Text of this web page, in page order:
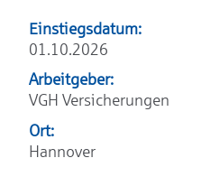
Einstiegsdatum:
01.10.2026
Arbeitgeber:
VGH Versicherungen
Ort:
Hannover